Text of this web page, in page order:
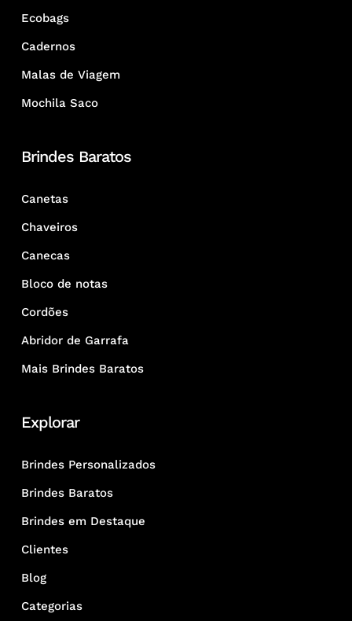
Ecobags
Cadernos
Malas de Viagem
Mochila Saco
Brindes Baratos
Canetas
Chaveiros
Canecas
Bloco de notas
Cordões
Abridor de Garrafa
Mais Brindes Baratos
Explorar
Brindes Personalizados
Brindes Baratos
Brindes em Destaque
Clientes
Blog
Categorias